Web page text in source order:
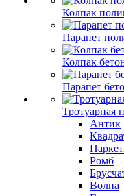
Колпак
Парапет
Колпак
Парапет
Тротуарная
Антик
Ромб
Волна